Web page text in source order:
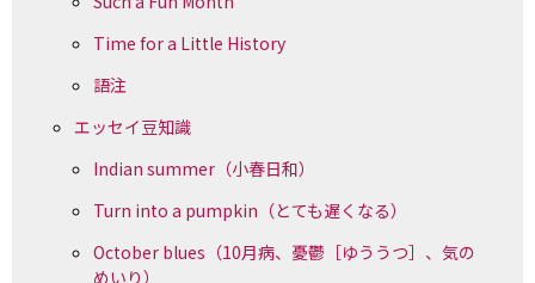
Time for a Little History
語注
エッセイ豆知識
Indian summer（小春日和）
Turn into a pumpkin（とても遅くなる）
October blues（10月病、憂鬱［ゆううつ］、気の
めいり）